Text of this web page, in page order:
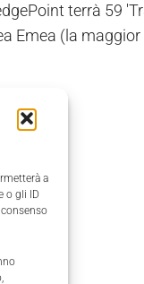
a
o gli ID
terrà 59
Emea (la